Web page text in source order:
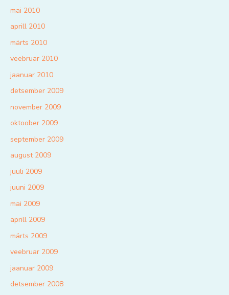
mai 2010
aprill 2010
märts 2010
veebruar 2010
jaanuar 2010
detsember 2009
november 2009
oktoober 2009
september 2009
august 2009
juuli 2009
juuni 2009
mai 2009
aprill 2009
märts 2009
veebruar 2009
jaanuar 2009
detsember 2008